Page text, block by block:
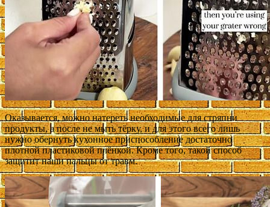
Оказывается, можно натереть необходимые для стряпни
продукты, а после не мыть тёрку, и для этого всего лишь
нужнообернуть кухонное приспособление достаточно
плотной пластиковой плёнкой. Кроме того, такой способ
защитит наши пальцы от травм.